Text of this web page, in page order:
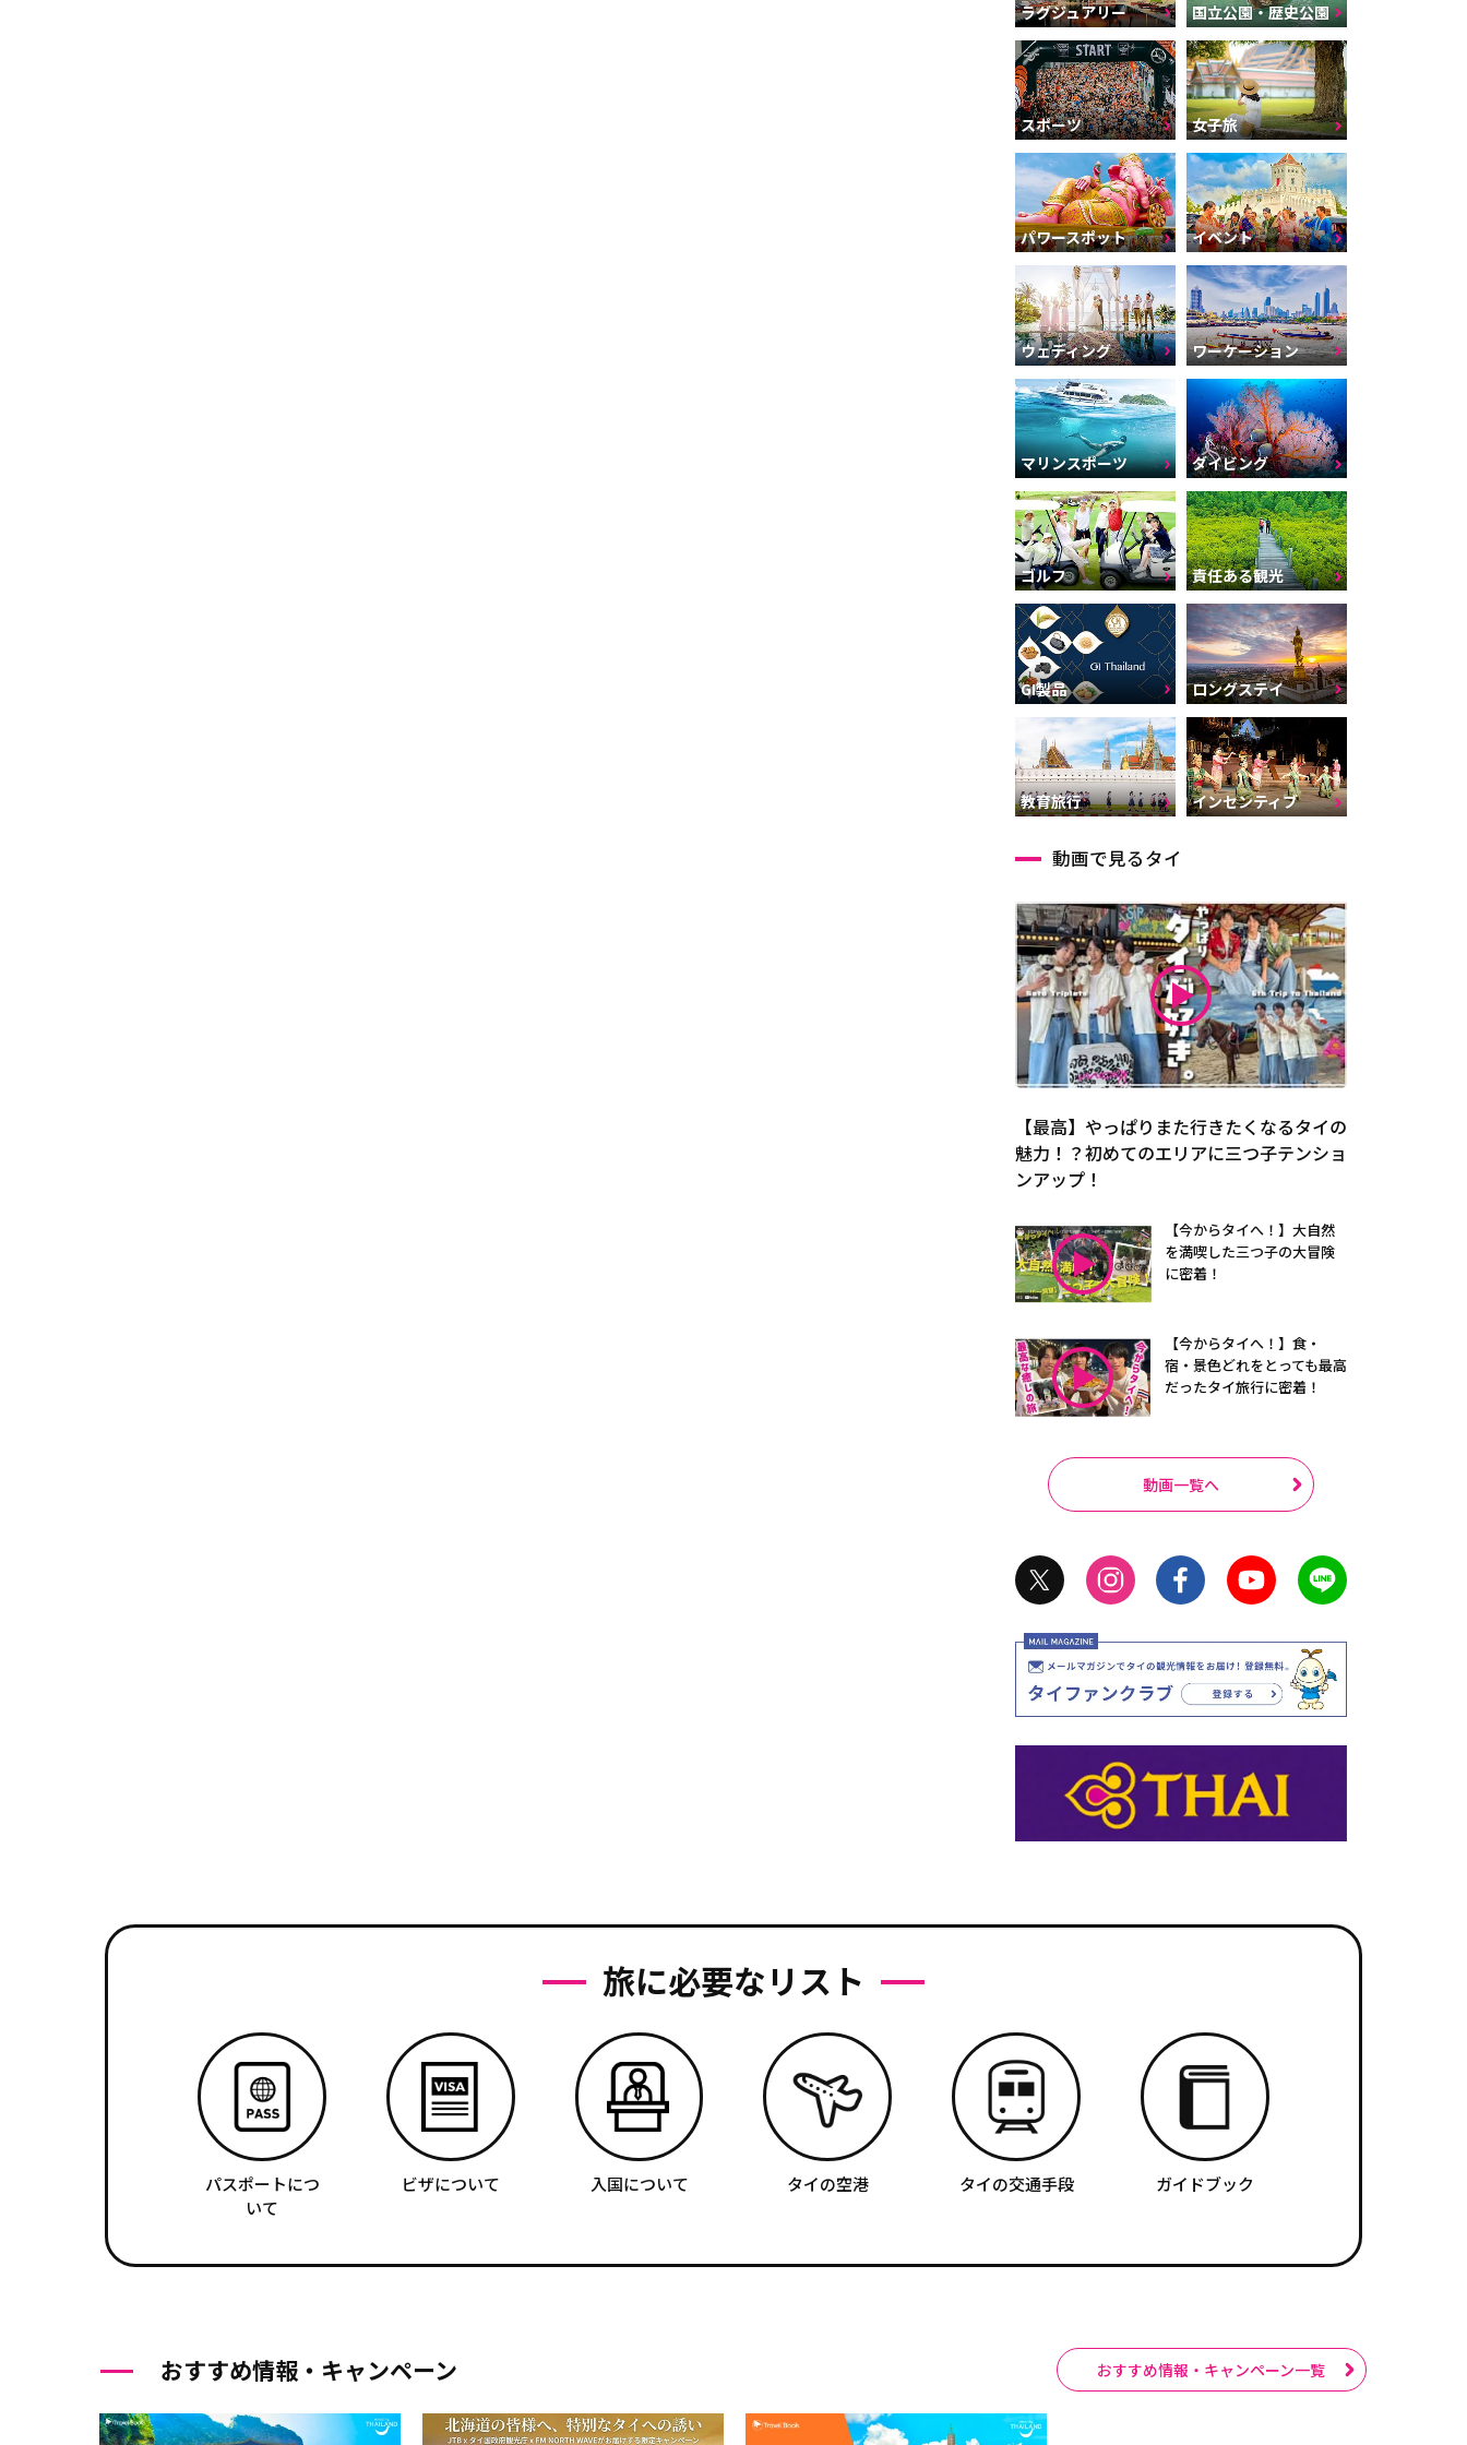
ラグジュアリー 国立公園・歴史公園
スポーツ 女子旅
パワースポット イベント
ウェディング ワーケーション
マリンスポーツ ダイビング
ゴルフ 責任ある観光
GI製品 ロングステイ
教育旅行 インセンティブ
動画で見るタイ
【最高】やっぱりまた行きたくなるタイの
魅力！？初めてのエリアに三つ子テンショ
ンアップ！
【今からタイへ！】大自然
を満喫した三つ子の大冒険
に密着！
【今からタイへ！】食・
宿・景色どれをとっても最高
だったタイ旅行に密着！
動画一覧へ
旅に必要なリスト
パスポートにつ
いて
ビザについて 入国について タイの空港 タイの交通手段 ガイドブック
おすすめ情報・キャンペーン おすすめ情報・キャンペーン一覧